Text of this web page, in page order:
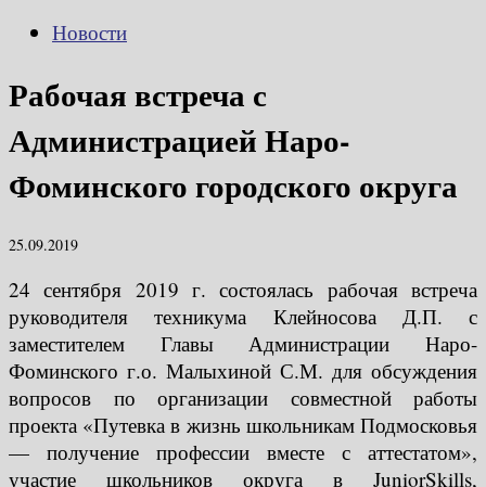
Новости
Рабочая встреча с
Администрацией Наро-
Фоминского городского округа
25.09.2019
24 сентября 2019 г. состоялась рабочая встреча
руководителя техникума Клейносова Д.П. с
заместителем Главы Администрации Наро-
Фоминского г.о. Малыхиной С.М. для обсуждения
вопросов по организации совместной работы
проекта «Путевка в жизнь школьникам Подмосковья
— получение профессии вместе с аттестатом»,
участие школьников округа в JuniorSkills,